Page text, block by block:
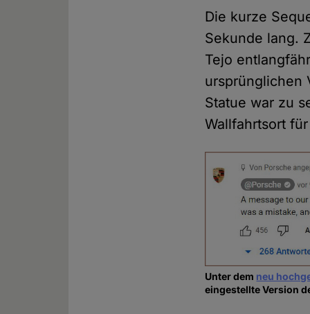
Die kurze
Sekunde lang.
Tejo
ursprünglichen
Statue war zu
Wallfahrtsort
Unter dem neu
eingestellte Version